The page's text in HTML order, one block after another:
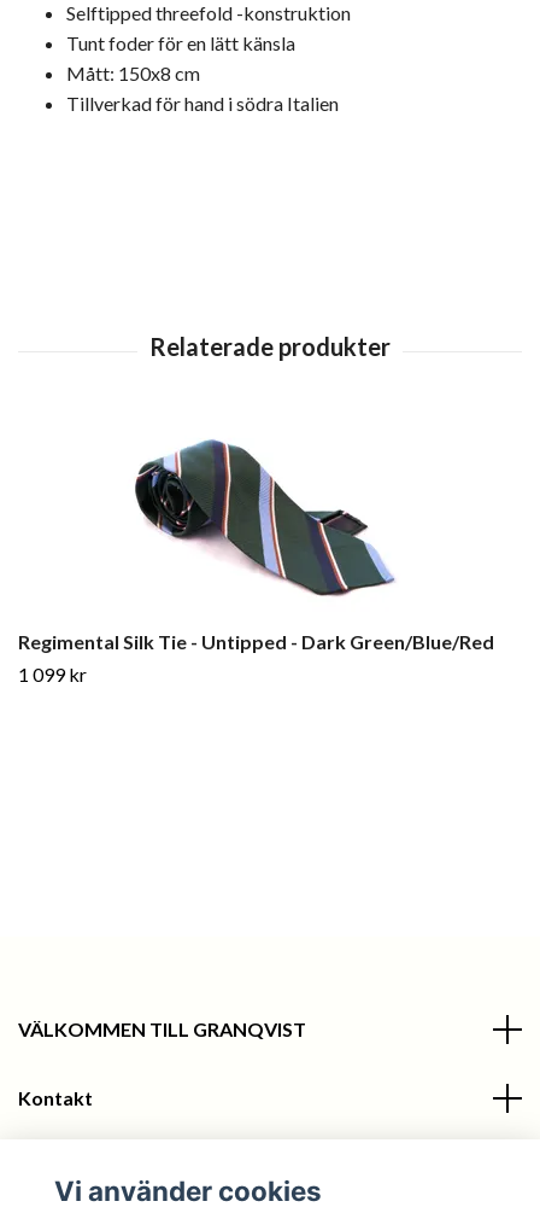
Selftipped threefold -konstruktion
Tunt foder för en lätt känsla
Mått: 150x8 cm
Tillverkad för hand i södra Italien
Regimental Silk Tie - Untipped - Dark Green/Blue/Red
1 099 kr
VÄLKOMMEN TILL GRANQVIST
Kontakt
Vi använder cookies